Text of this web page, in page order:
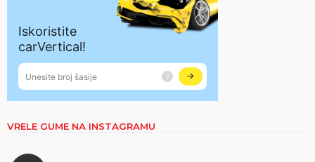
VRELE GUME NA INSTAGRAMU